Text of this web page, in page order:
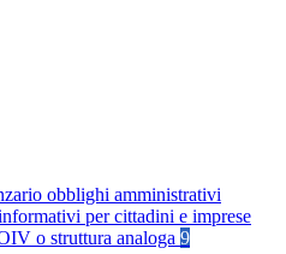
obblighi amministrativi
per cittadini e imprese
o struttura analoga 9